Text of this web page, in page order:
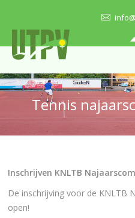
HOME
ONZE
ACTUEEL
Tennis
Inschrijven KNLTB
De inschrijving voor de KNLTB
open!